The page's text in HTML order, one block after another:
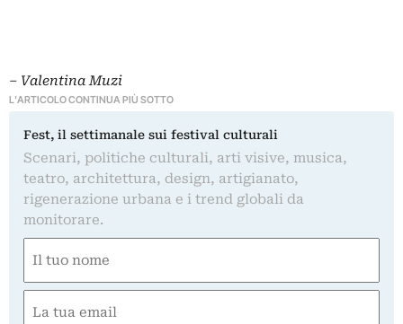
– Valentina Muzi
L'ARTICOLO CONTINUA PIÙ SOTTO
Fest, il settimanale sui festival culturali
Scenari, politiche culturali, arti visive, musica,
teatro, architettura, design, artigianato,
rigenerazione urbana e i trend globali da
monitorare.
(Obbligatorio)
Nome
(Obbligatorio)